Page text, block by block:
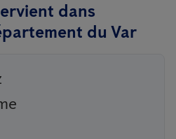
dans
du Var